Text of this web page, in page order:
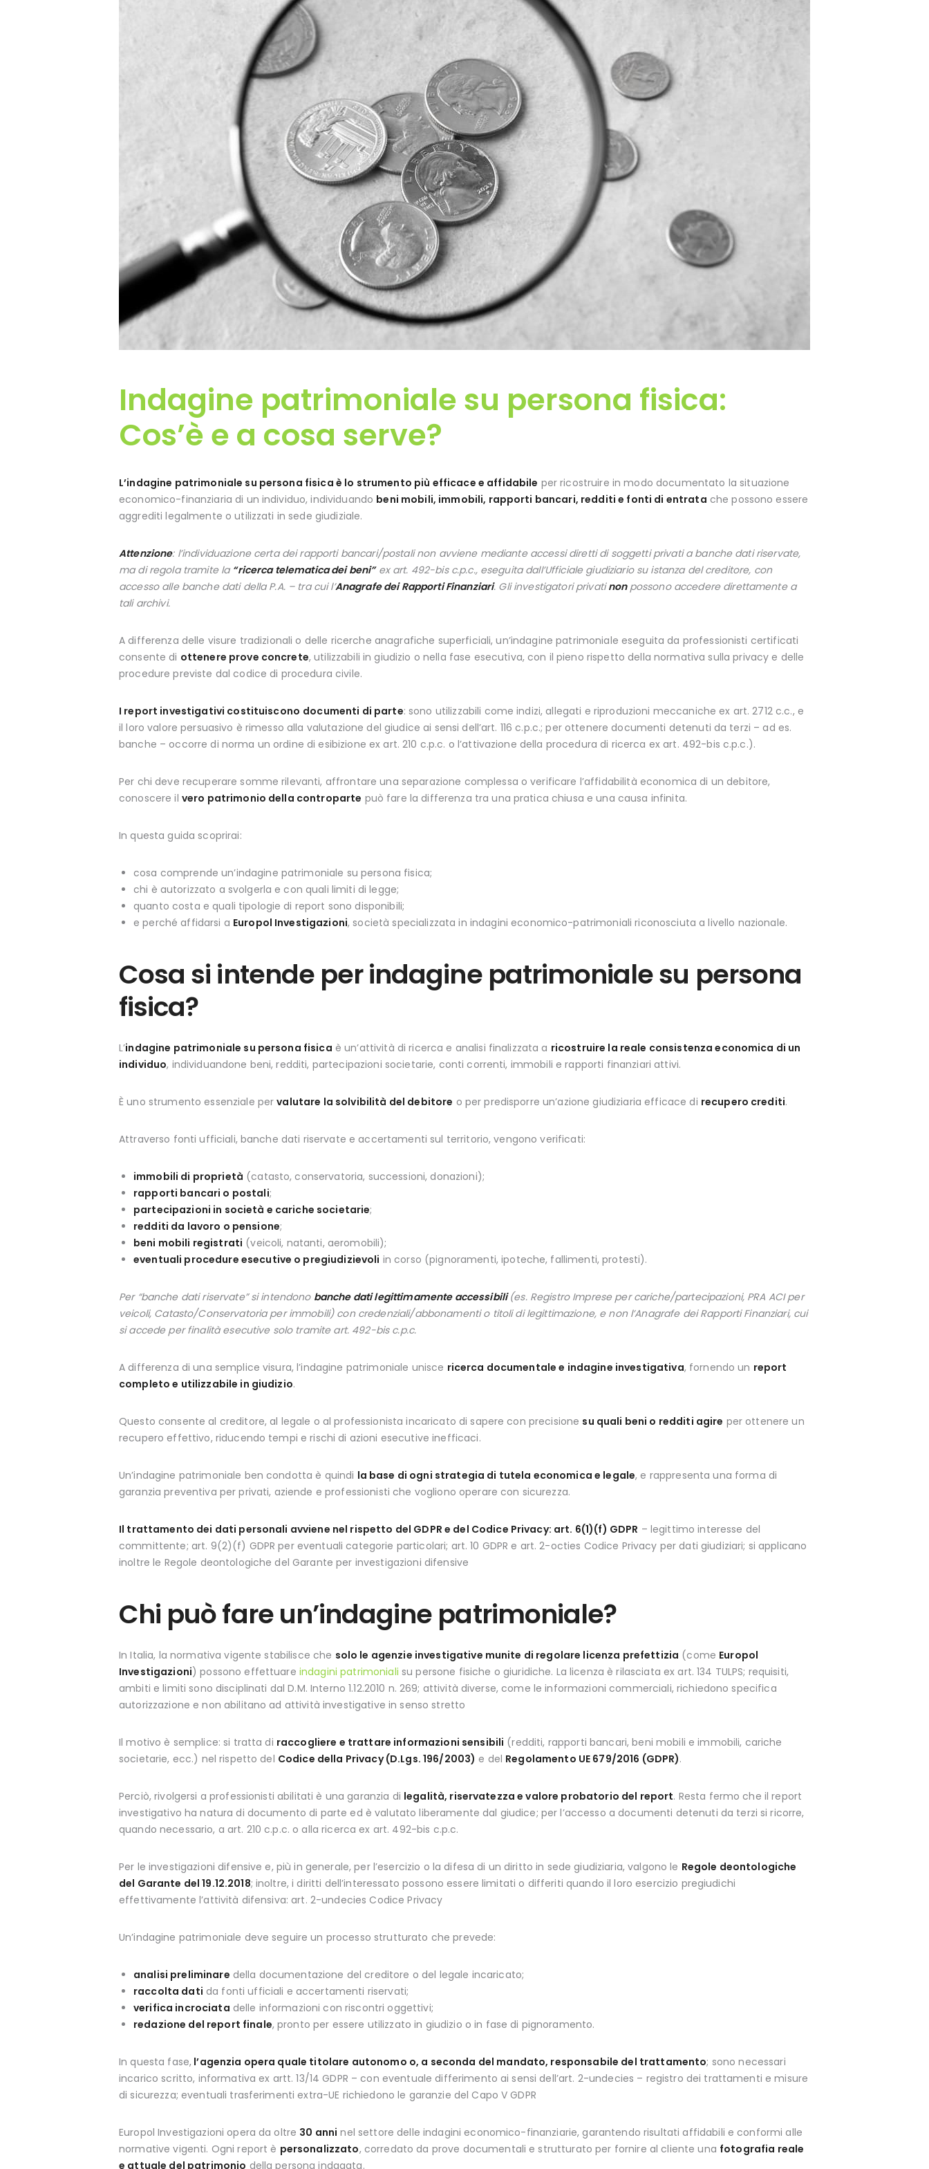
CONTATTI
SHOP
Indagine patrimoniale su persona fisica:
Cos’è e a cosa serve?
L’indagine patrimoniale su persona fisica è lo strumento più efficace e affidabile per ricostruire in modo documentato la situazione
economico-finanziaria di un individuo, individuando beni mobili, immobili, rapporti bancari, redditi e fonti di entrata che possono essere
aggrediti legalmente o utilizzati in sede giudiziale.
Attenzione: l’individuazione certa dei rapporti bancari/postali non avviene mediante accessi diretti di soggetti privati a banche dati riservate,
ma di regola tramite la “ricerca telematica dei beni”ex art. 492-bis c.p.c., eseguita dall’Ufficiale giudiziario su istanza del creditore, con
accesso alle banche dati della P.A. – tra cui l’Anagrafe dei Rapporti Finanziari. Gli investigatori privatinon possono accedere direttamente a
tali archivi.
A differenza delle visure tradizionali o delle ricerche anagrafiche superficiali, un’indagine patrimoniale eseguita da professionisti certificati
consente di ottenere prove concrete, utilizzabili in giudizio o nella fase esecutiva, con il pieno rispetto della normativa sulla privacy e delle
procedure previste dal codice di procedura civile.
I report investigativi costituiscono documenti di parte: sono utilizzabili come indizi, allegati e riproduzioni meccaniche ex art. 2712 c.c., e
il loro valore persuasivo è rimesso alla valutazione del giudice ai sensi dell’art. 116 c.p.c.; per ottenere documenti detenuti da terzi – ad es.
banche – occorre di norma un ordine di esibizione ex art. 210 c.p.c. o l’attivazione della procedura di ricerca ex art. 492-bis c.p.c.).
Per chi deve recuperare somme rilevanti, affrontare una separazione complessa o verificare l’affidabilità economica di un debitore,
conoscere il vero patrimonio della controparte può fare la differenza tra una pratica chiusa e una causa infinita.
In questa guida scoprirai:
cosa comprende un’indagine patrimoniale su persona fisica;
chi è autorizzato a svolgerla e con quali limiti di legge;
quanto costa e quali tipologie di report sono disponibili;
e perché affidarsi a Europol Investigazioni, società specializzata in indagini economico-patrimoniali riconosciuta a livello nazionale.
Cosa si intende per indagine patrimoniale su persona
fisica?
L’indagine patrimoniale su persona fisica è un’attività di ricerca e analisi finalizzata a ricostruire la reale consistenza economica di un
individuo, individuandone beni, redditi, partecipazioni societarie, conti correnti, immobili e rapporti finanziari attivi.
È uno strumento essenziale pervalutare la solvibilità del debitore o per predisporre un’azione giudiziaria efficace di recupero crediti.
Attraverso fonti ufficiali, banche dati riservate e accertamenti sul territorio, vengono verificati:
immobili di proprietà (catasto, conservatoria, successioni, donazioni);
rapporti bancari o postali;
partecipazioni in società e cariche societarie;
redditi da lavoro o pensione;
beni mobili registrati (veicoli, natanti, aeromobili);
eventuali procedure esecutive o pregiudizievoli in corso (pignoramenti, ipoteche, fallimenti, protesti).
Per “banche dati riservate” si intendono banche dati legittimamente accessibili(es. Registro Imprese per cariche/partecipazioni, PRA ACI per
veicoli, Catasto/Conservatoria per immobili) con credenziali/abbonamenti o titoli di legittimazione, e non l’Anagrafe dei Rapporti Finanziari, cui
si accede per finalità esecutive solo tramite art. 492-bis c.p.c.
A differenza di una semplice visura, l’indagine patrimoniale unisce ricerca documentale e indagine investigativa, fornendo un report
completo e utilizzabile in giudizio.
Questo consente al creditore, al legale o al professionista incaricato di sapere con precisione su quali beni o redditi agire per ottenere un
recupero effettivo, riducendo tempi e rischi di azioni esecutive inefficaci.
Un’indagine patrimoniale ben condotta è quindi la base di ogni strategia di tutela economica e legale, e rappresenta una forma di
garanzia preventiva per privati, aziende e professionisti che vogliono operare con sicurezza.
Il trattamento dei dati personali avviene nel rispetto del GDPR e del Codice Privacy: art. 6(1)(f) GDPR – legittimo interesse del
committente; art. 9(2)(f) GDPR per eventuali categorie particolari; art. 10 GDPR e art. 2-octies Codice Privacy per dati giudiziari; si applicano
inoltre le Regole deontologiche del Garante per investigazioni difensive
Chi può fare un’indagine patrimoniale?
In Italia, la normativa vigente stabilisce che solo le agenzie investigative munite di regolare licenza prefettizia (come Europol
Investigazioni) possono effettuare indagini patrimoniali su persone fisiche o giuridiche. La licenza è rilasciata ex art. 134 TULPS; requisiti,
ambiti e limiti sono disciplinati dal D.M. Interno 1.12.2010 n. 269; attività diverse, come le informazioni commerciali, richiedono specifica
autorizzazione e non abilitano ad attività investigative in senso stretto
Il motivo è semplice: si tratta di raccogliere e trattare informazioni sensibili (redditi, rapporti bancari, beni mobili e immobili, cariche
societarie, ecc.) nel rispetto del Codice della Privacy (D.Lgs. 196/2003) e del Regolamento UE 679/2016 (GDPR).
Perciò, rivolgersi a professionisti abilitati è una garanzia di legalità, riservatezza e valore probatorio del report. Resta fermo che il report
investigativo ha natura di documento di parte ed è valutato liberamente dal giudice; per l’accesso a documenti detenuti da terzi si ricorre,
quando necessario, a art. 210 c.p.c. o alla ricerca ex art. 492-bis c.p.c.
Per le investigazioni difensive e, più in generale, per l’esercizio o la difesa di un diritto in sede giudiziaria, valgono le Regole deontologiche
del Garante del 19.12.2018; inoltre, i diritti dell’interessato possono essere limitati o differiti quando il loro esercizio pregiudichi
effettivamente l’attività difensiva: art. 2-undecies Codice Privacy
Un’indagine patrimoniale deve seguire un processo strutturato che prevede:
analisi preliminare della documentazione del creditore o del legale incaricato;
raccolta dati da fonti ufficiali e accertamenti riservati;
verifica incrociata delle informazioni con riscontri oggettivi;
redazione del report finale, pronto per essere utilizzato in giudizio o in fase di pignoramento.
In questa fase, l’agenzia opera quale titolare autonomo o, a seconda del mandato, responsabile del trattamento; sono necessari
incarico scritto, informativa ex artt. 13/14 GDPR – con eventuale differimento ai sensi dell’art. 2-undecies – registro dei trattamenti e misure
di sicurezza; eventuali trasferimenti extra-UE richiedono le garanzie del Capo V GDPR
Europol Investigazioni opera da oltre 30 anni nel settore delle indagini economico-finanziarie, garantendo risultati affidabili e conformi alle
normative vigenti. Ogni report è personalizzato, corredato da prove documentali e strutturato per fornire al cliente una fotografia reale
e attuale del patrimonio della persona indagata.